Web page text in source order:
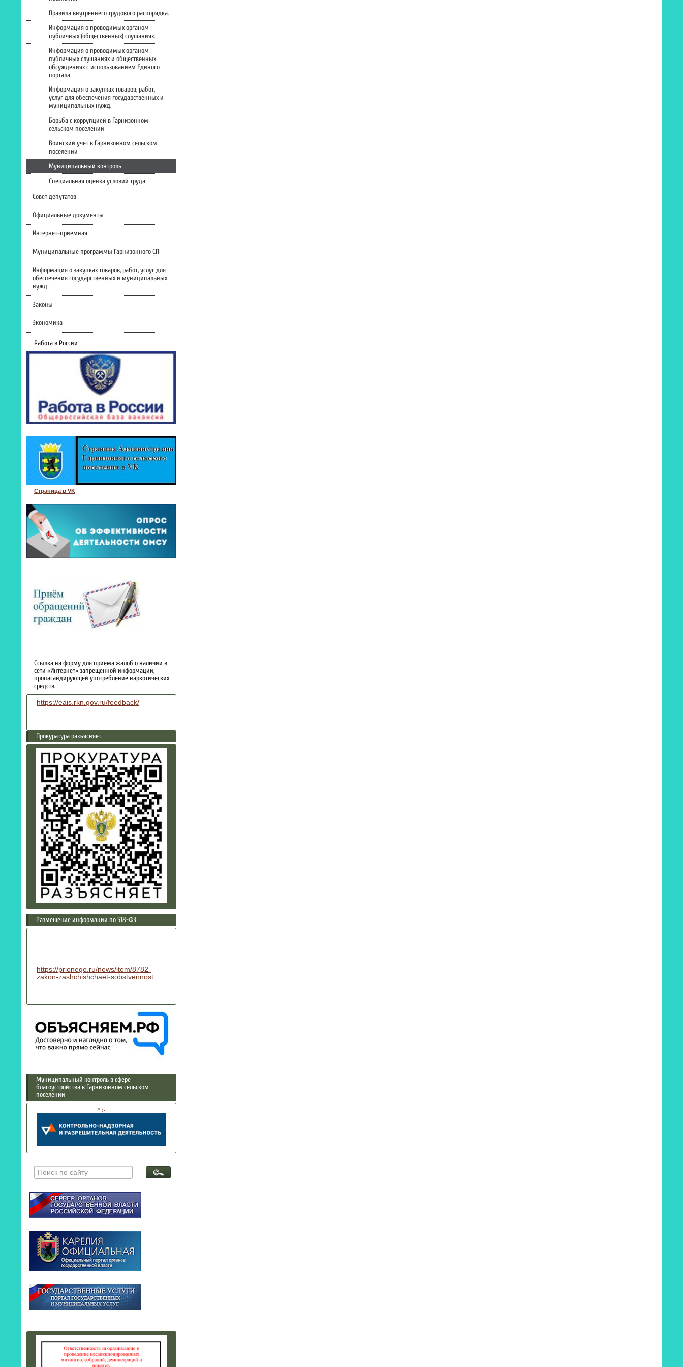
Правила внутреннего трудового распорядка.
Информация о проводимых органом
публичных (общественных) слушаниях.
Информация о проводимых органом
публичных слушаниях и общественных
обсуждениях с использованием Единого
портала
Информация о закупках товаров, работ,
услуг для обеспечения государственных и
муниципальных нужд.
Борьба с коррупцией в Гарнизонном
сельском поселении
Воинский учет в Гарнизонном сельском
поселении
Муниципальный контроль
Специальная оценка условий труда
Совет депутатов
Официальные документы
Интернет-приемная
Муниципальные программы Гарнизонного СП
Информация о закупках товаров, работ, услуг для
обеспечения государственных и муниципальных
нужд
Законы
Экономика
Работа в России
Страница в VK
Ссылка на форму для приема жалоб о наличии в
сети «Интернет» запрещенной информации,
пропагандирующей употребление наркотических
средств.
https://eais.rkn.gov.ru/feedback/
Прокуратура разъясняет.
Размещение информации по 518-ФЗ
https://prionego.ru/news/item/8782-
zakon-zashchishchaet-sobstvennost
Муниципальный контроль в сфере
благоустройства в Гарнизонном сельском
поселении
" >